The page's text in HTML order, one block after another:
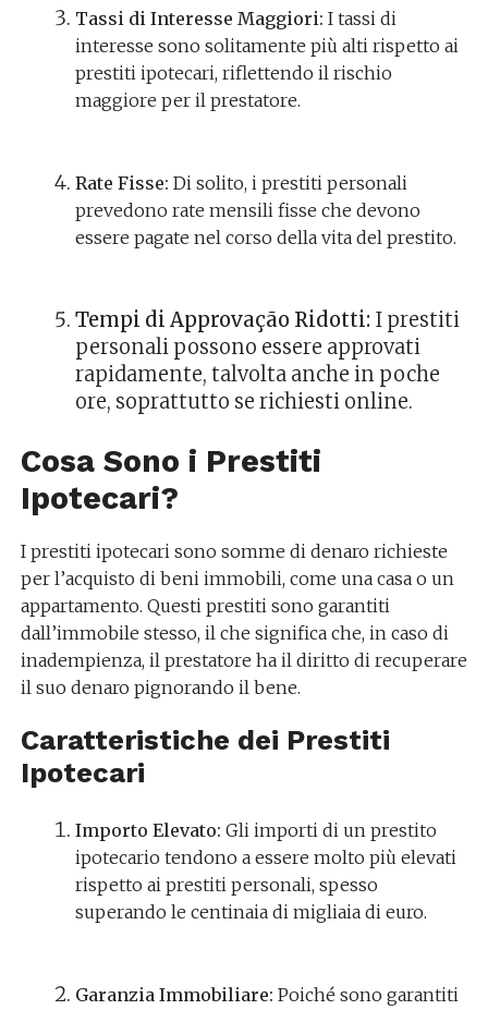
Tassi di Interesse Maggiori: I tassi di
interesse sono solitamente più alti rispetto ai
prestiti ipotecari, riflettendo il rischio
maggiore per il prestatore.
Rate Fisse: Di solito, i prestiti personali
prevedono rate mensili fisse che devono
essere pagate nel corso della vita del prestito.
Tempi di Approvação Ridotti: I prestiti
personali possono essere approvati
rapidamente, talvolta anche in poche
ore, soprattutto se richiesti online.
Cosa Sono i Prestiti
Ipotecari?
I prestiti ipotecari sono somme di denaro richieste
per l’acquisto di beni immobili, come una casa o un
appartamento. Questi prestiti sono garantiti
dall’immobile stesso, il che significa che, in caso di
inadempienza, il prestatore ha il diritto di recuperare
il suo denaro pignorando il bene.
Caratteristiche dei Prestiti
Ipotecari
Importo Elevato: Gli importi di un prestito
ipotecario tendono a essere molto più elevati
rispetto ai prestiti personali, spesso
superando le centinaia di migliaia di euro.
Garanzia Immobiliare: Poiché sono garantiti